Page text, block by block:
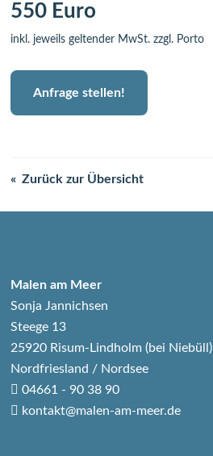
550 Euro
inkl. jeweils geltender MwSt. zzgl. Porto
Anfrage stellen!
Zurück zur Übersicht
Malen am Meer
Sonja Jannichsen
Steege 13
25920 Risum-Lindholm (bei Niebüll)
Nordfriesland / Nordsee
04661 - 90 38 90
kontakt@malen-am-meer.de